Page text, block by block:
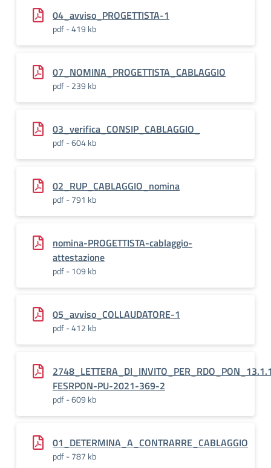
04_avviso_PROGETTISTA-1
pdf - 419 kb
07_NOMINA_PROGETTISTA_CABLAGGIO
pdf - 239 kb
03_verifica_CONSIP_CABLAGGIO_
pdf - 604 kb
02_RUP_CABLAGGIO_nomina
pdf - 791 kb
nomina-PROGETTISTA-cablaggio-
attestazione
pdf - 109 kb
05_avviso_COLLAUDATORE-1
pdf - 412 kb
FESRPON-PU-2021-369-2
pdf - 609 kb
01_DETERMINA_A_CONTRARRE_CABLAGGIO
pdf - 787 kb